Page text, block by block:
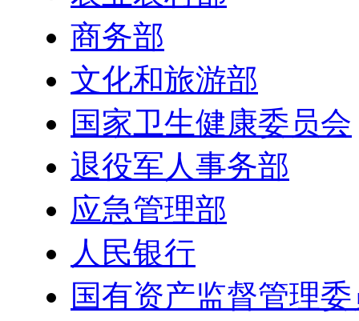
商务部
文化和旅游部
国家卫生健康委员会
退役军人事务部
应急管理部
人民银行
国有资产监督管理